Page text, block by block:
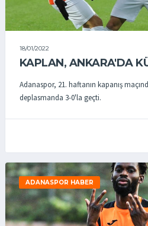
18/01/2022
KAPLAN, ANKARA'DA
Adanaspor, 21. haftanın kapanış
deplasmanda 3-0'la geçti.
ADANASPOR HABER